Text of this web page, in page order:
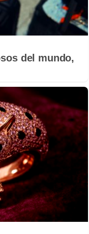
del mundo,